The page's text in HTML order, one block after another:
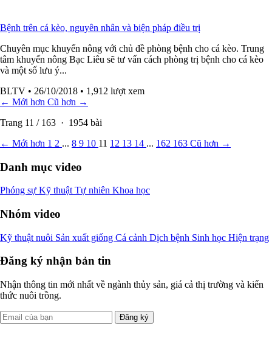
Bệnh trên cá kèo, nguyên nhân và biện pháp điều trị
Chuyên mục khuyến nông với chủ đề phòng bệnh cho cá kèo. Trung
tâm khuyến nông Bạc Liêu sẽ tư vấn cách phòng trị bệnh cho cá kèo
và một số lưu ý...
BLTV • 26/10/2018 • 1,912 lượt xem
← Mới hơn Cũ hơn →
Trang 11 / 163 · 1954 bài
← Mới hơn 1 2 ... 8 9 10 11 12 13 14 ... 162 163 Cũ hơn →
Danh mục video
Phóng sự Kỹ thuật Tự nhiên Khoa học
Nhóm video
Kỹ thuật nuôi Sản xuất giống Cá cảnh Dịch bệnh Sinh học Hiện trạng
Đăng ký nhận bản tin
Nhận thông tin mới nhất về ngành thủy sản, giá cả thị trường và kiến
thức nuôi trồng.
Đăng ký